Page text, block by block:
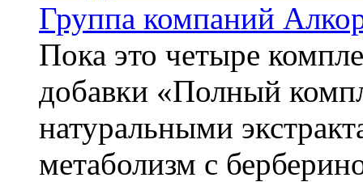
Группа компаний
Пока это четыре
добавки «Полный
натуральными
метаболизм с